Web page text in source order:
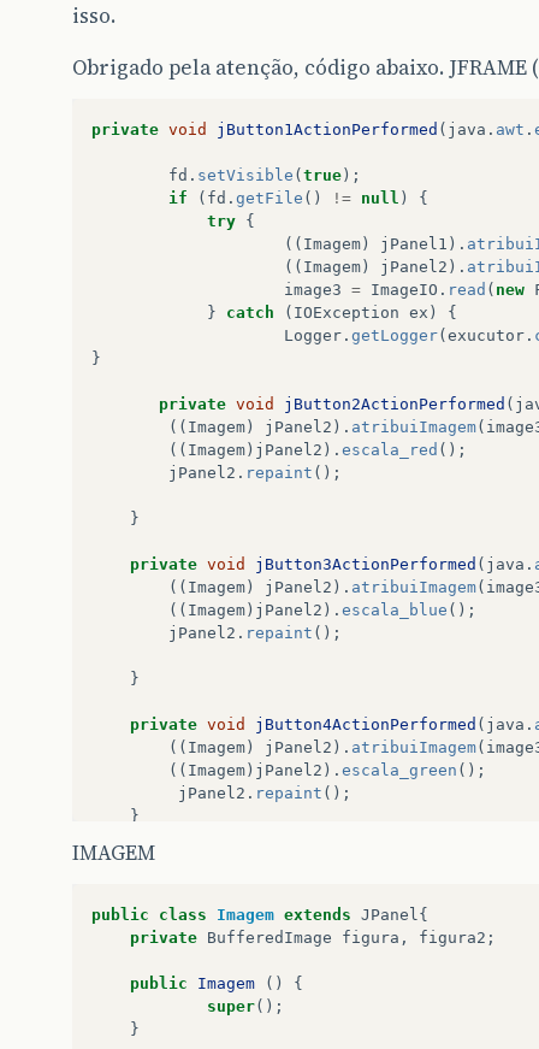
isso.
Obrigado pela atenção, código abaixo.
private void jButton1ActionPerformed ( java . awt .
fd . setVisible (true);
if
( fd . getFile () != null )
{
try {
(( Imagem) jPanel1 ).
(( Imagem) jPanel2 ).
image3 = ImageIO . read ( new
}
catch ( IOException ex )
{
Logger . getLogger(exucutor .
}
private void jButton2ActionPerformed (
(( Imagem) jPanel2 ). atribuiImagem(
(( Imagem) jPanel2 ). escala_red ();
jPanel2 . repaint ();
}
private void jButton3ActionPerformed ( java .
(( Imagem) jPanel2 ). atribuiImagem(
(( Imagem) jPanel2 ). escala_blue ();
jPanel2 . repaint ();
}
private void jButton4ActionPerformed ( java .
(( Imagem) jPanel2 ). atribuiImagem(
(( Imagem) jPanel2 ). escala_green ();
jPanel2 . repaint ();
}
public
public
void run ()
new
exucutor setVisible
});
}
IMAGEM
public class Imagem extends JPanel {
private BufferedImage figura , figura2 ;
public Imagem ()
{
super();
}